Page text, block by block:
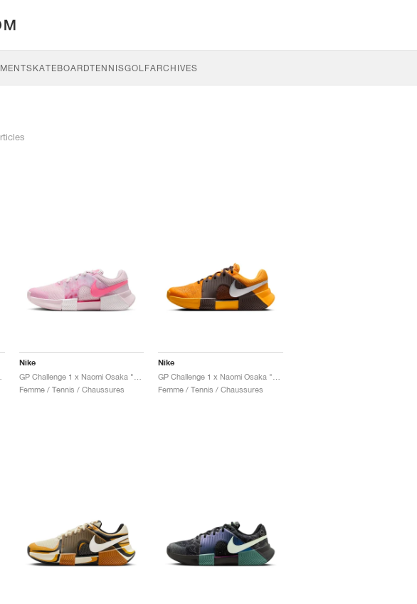
SKATEBOARDTENNISGOLFARCHIVES
Nike
Femme / Tennis / Chaussures
Nike
Femme / Tennis / Chaussures